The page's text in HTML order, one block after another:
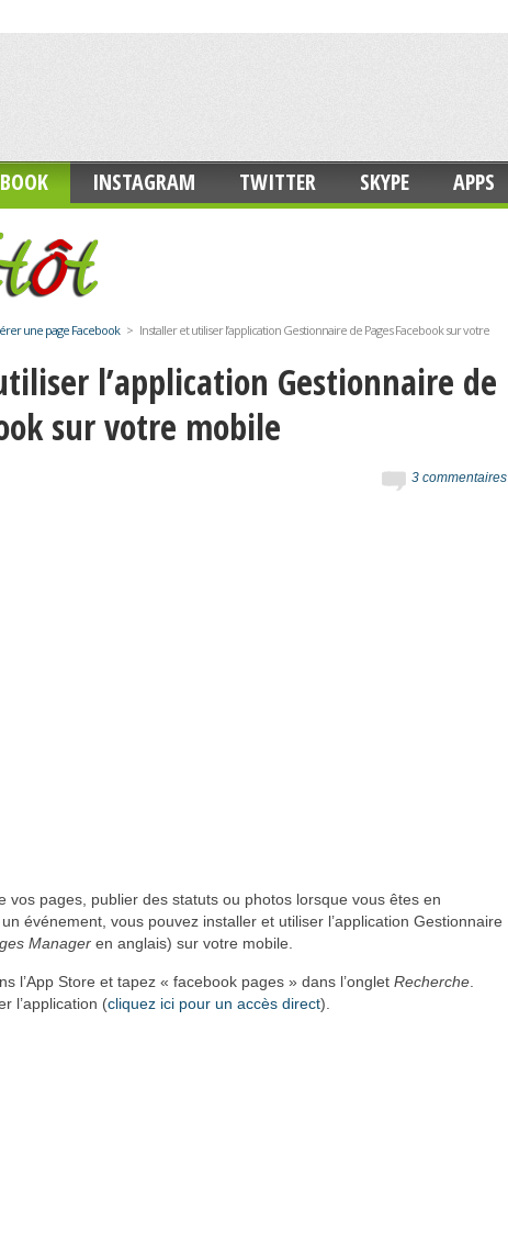
INSTAGRAM TWITTER SKYPE APPS
une page Facebook> Installer et utiliser l’application Gestionnaire de Pages Facebook sur votre
l’application Gestionnaire de
sur votre mobile
3 commentaires
vos pages, publier des statuts ou photos lorsque vous êtes en
événement, vous pouvez installer et utiliser l’application Gestionnaire
Manager en anglais) sur votre mobile.
l’App Store et tapez « facebook pages » dans l’onglet Recherche
l’application (cliquez ici pour un accès direct).